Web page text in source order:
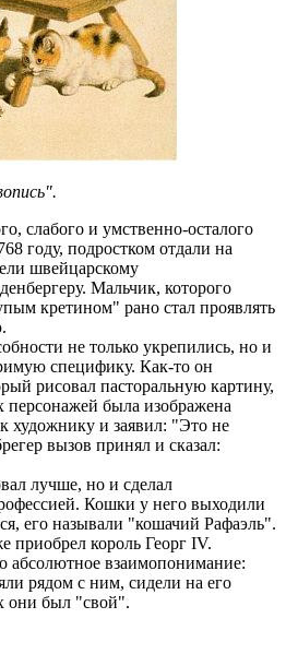
слабого и умственно-осталого
году, подростком отдали на
швейцарскому
Мальчик, которого
кретином" рано стал проявлять
не только укрепились, но и
специфику. Как-то он
рисовал пасторальную картину,
персонажей была изображена
художнику и заявил: "Это не
вызов принял и сказал:
лучше, но и сделал
Кошки у него выходили
его называли "кошачий Рафаэль".
приобрел король Георг IV.
взаимопонимание:
рядом с ним, сидели на его
они был "свой".